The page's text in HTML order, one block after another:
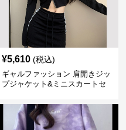
¥5,610 (税込)
ギャルファッション 肩開きジッ
プジャケット&ミニスカートセ